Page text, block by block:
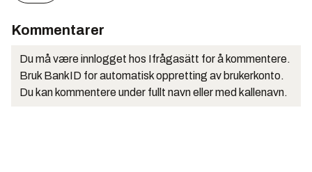
Kommentarer
Du må være innlogget hos Ifrågasätt for å kommentere.
Bruk BankID for automatisk oppretting av brukerkonto.
Du kan kommentere under fullt navn eller med kallenavn.